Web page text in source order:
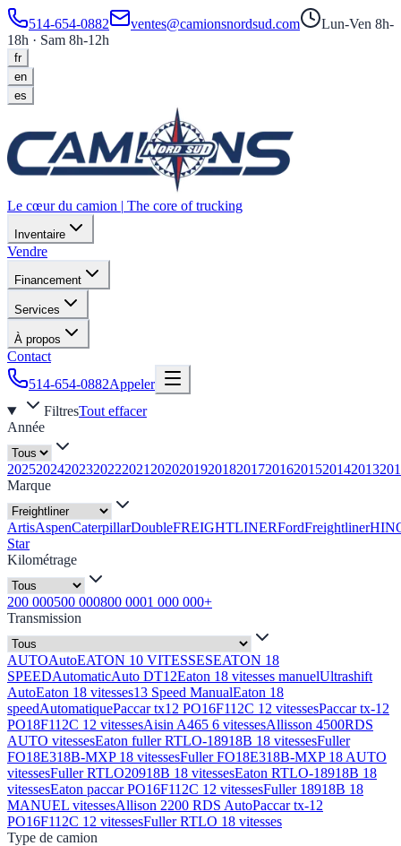
514-654-0882 ventes@camionsnordsud.com
Lun-Ven 8h-
18h · Sam 8h-12h
fr
en
es
Le cœur du camion | The core of trucking
Inventaire
Vendre
Financement
Services
À propos
Contact
514-654-0882Appeler
FiltresTout effacer
Année
20252024202320222021 20202019201820172016201520142013
Marque
ArtisAspenCaterpillarDoubleFREIGHTLINERFordFreightliner
Star
Kilométrage
200 000500 000800 0001 000 000+
Transmission
AUTOAutoEATON 10 VITESSESEATON 18
SPEEDAutomaticAuto DT12Eaton 18 vitesses manuelUltrashift
AutoEaton 18 vitesses13 Speed ManualEaton 18
speedAutomatiquePaccar tx12 PO16F112C 12 vitessesPaccar tx-12
PO18F112C 12 vitessesAisin A465 6 vitessesAllisson 4500RDS
AUTO vitessesEaton fuller RTLO-18918B 18 vitessesFuller
FO18E318B-MXP 18 vitessesFuller FO18E318B-MXP 18 AUTO
vitessesFuller RTLO20918B 18 vitessesEaton RTLO-18918B 18
vitessesEaton paccar PO16F112C 12 vitessesFuller 18918B 18
MANUEL vitessesAllison 2200 RDS AutoPaccar tx-12
PO16F112C 12 vitessesFuller RTLO 18 vitesses
Type de camion